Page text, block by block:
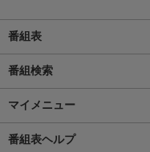
番組表
番組検索
マイメニュー
番組表ヘルプ